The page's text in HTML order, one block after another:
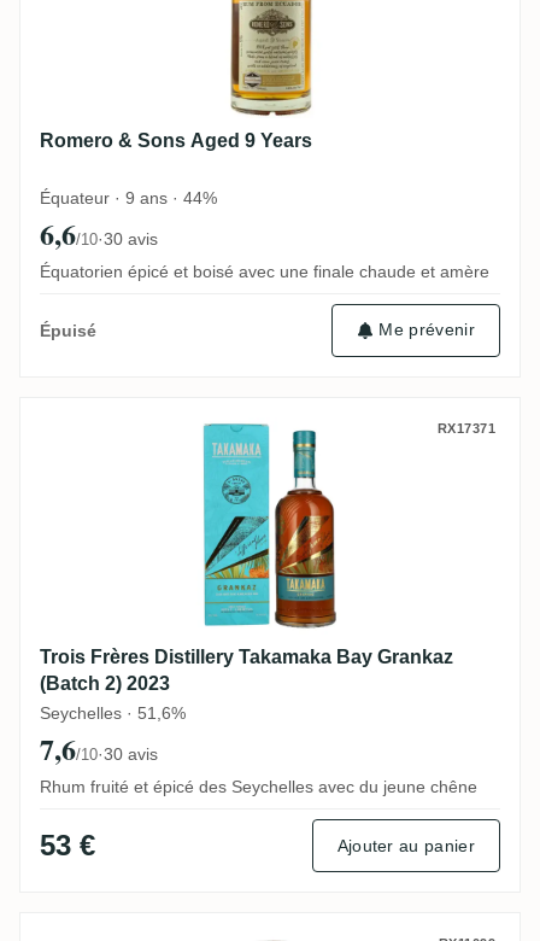
Romero & Sons Aged 9 Years
Équateur · 9 ans · 44%
6,6/10·30 avis
Équatorien épicé et boisé avec une finale chaude et amère
Épuisé Me prévenir
Trois Frères Distillery Takamaka Bay
RX17371
Trois Frères Distillery Takamaka Bay Grankaz
(Batch 2) 2023
Seychelles · 51,6%
7,6/10·30 avis
Rhum fruité et épicé des Seychelles avec du jeune chêne
53 € Ajouter au panier